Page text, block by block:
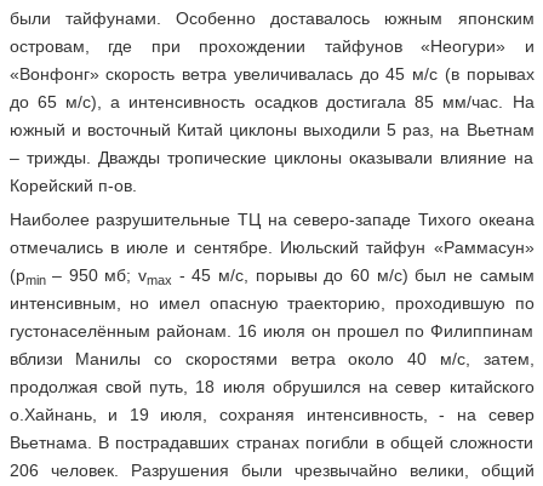
были тайфунами. Особенно доставалось южным японским
островам, где при прохождении тайфунов «Неогури» и
«Вонфонг» скорость ветра увеличивалась до 45 м/с (в порывах
до 65 м/с), а интенсивность осадков достигала 85 мм/час. На
южный и восточный Китай циклоны выходили 5 раз, на Вьетнам
– трижды. Дважды тропические циклоны оказывали влияние на
Корейский п-ов.
Наиболее разрушительные ТЦ на северо-западе Тихого океана
отмечались в июле и сентябре. Июльский тайфун «Раммасун»
(рmin– 950 мб; vmax - 45 м/c, порывы до 60 м/с) был не самым
интенсивным, но имел опасную траекторию, проходившую по
густонаселённым районам. 16 июля он прошел по Филиппинам
вблизи Манилы со скоростями ветра около 40 м/с, затем,
продолжая свой путь, 18 июля обрушился на север китайского
о.Хайнань, и 19 июля, сохраняя интенсивность, - на север
Вьетнама. В пострадавших странах погибли в общей сложности
206 человек. Разрушения были чрезвычайно велики, общий